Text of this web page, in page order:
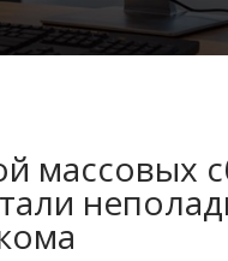
массовых